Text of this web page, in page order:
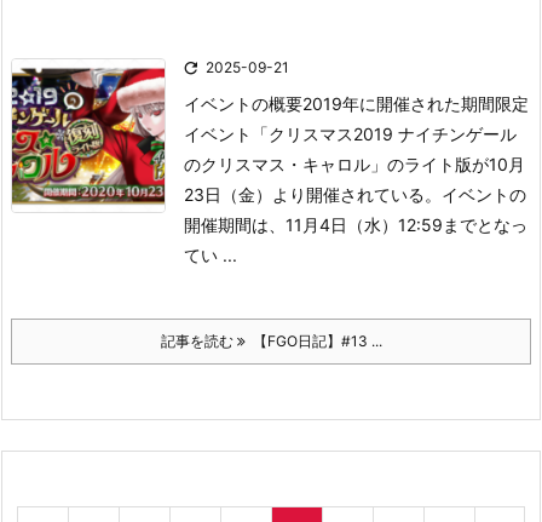
 2025-09-21
イベントの概要2019年に開催された期間限定
イベント「クリスマス2019 ナイチンゲール
のクリスマス・キャロル」のライト版が10月
23日（金）より開催されている。 イベントの
開催期間は、11月4日（水）12:59までとなっ
てい ...
記事を読む 【FGO日記】#13 ...